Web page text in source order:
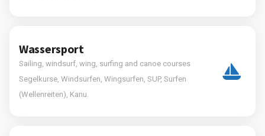
Wassersport
Sailing, windsurf, wing, surfing and canoe courses
Segelkurse, Windsurfen, Wingsurfen, SUP, Surfen
(Wellenreiten), Kanu.